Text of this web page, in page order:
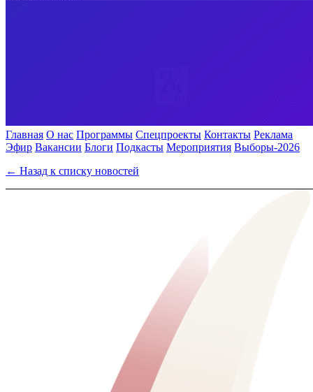
Главная О нас Программы Спецпроекты Контакты Реклама
Эфир Вакансии Блоги Подкасты Мероприятия Выборы-2026
← Назад к списку новостей